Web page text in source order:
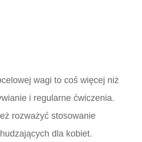
wagi to coś więcej niż
i regularne ćwiczenia.
rozważyć stosowanie
dla kobiet.